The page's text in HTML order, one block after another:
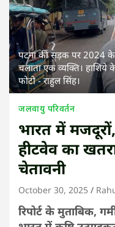
पटना की सड़क पर 2024 के
चलाता एक व्यक्ति। हाशिये
फोटो - राहुल सिंह।
जलवायु परिवर्तन
भारत में
हीटवेव का
चेतावनी
October 30, 2025
रिपोर्ट के मुताबिक,